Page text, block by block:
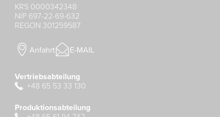
KRS 0000342348
NIP 697-22-69-632
REGON 301259587
Anfahrt E-MAIL
Vertriebsabteilung
+48 65 53 33 130
Produktionsabteilung